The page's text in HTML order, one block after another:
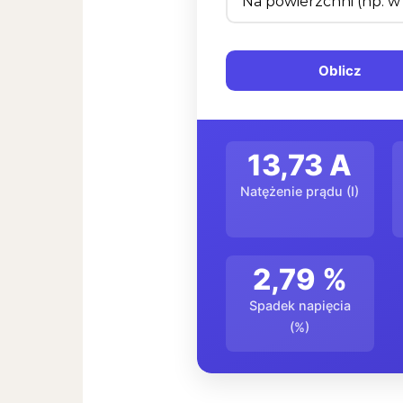
Oblicz
13,73 A
Natężenie prądu (I)
2,79 %
Spadek napięcia
(%)